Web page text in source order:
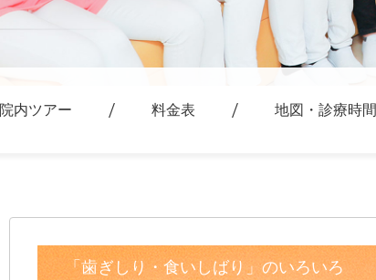
院内ツアー 料金表 地図・診療時間
「歯ぎしり・食いしばり」のいろいろ